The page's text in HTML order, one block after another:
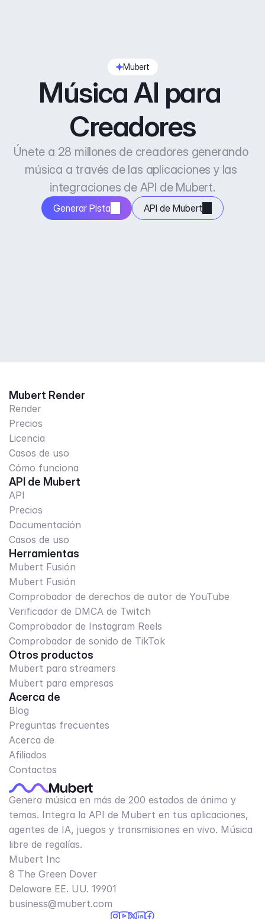
Mubert
Música AI para
Creadores
Únete a 28 millones de creadores generando
música a través de las aplicaciones y las
integraciones de API de Mubert.
Generar Pista API de Mubert
Mubert Render
Render
Precios
Licencia
Casos de uso
Cómo funciona
API de Mubert
API
Precios
Documentación
Casos de uso
Herramientas
Mubert Fusión
Mubert Fusión
Comprobador de derechos de autor de YouTube
Verificador de DMCA de Twitch
Comprobador de Instagram Reels
Comprobador de sonido de TikTok
Otros productos
Mubert para streamers
Mubert para empresas
Acerca de
Blog
Preguntas frecuentes
Acerca de
Afiliados
Contactos
Genera música en más de 200 estados de ánimo y
temas. Integra la API de Mubert en tus aplicaciones,
agentes de IA, juegos y transmisiones en vivo. Música
libre de regalías.
Mubert Inc
8 The Green Dover
Delaware EE. UU. 19901​
business@mubert.com